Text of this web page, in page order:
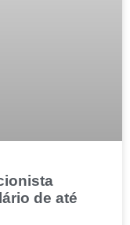
de até